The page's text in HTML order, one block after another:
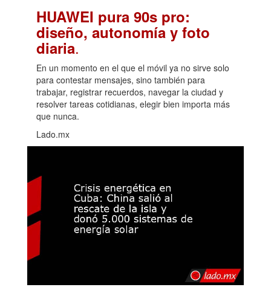
HUAWEI pura 90s pro:
diseño, autonomía y foto
diaria.
En un momento en el que el móvil ya no sirve solo
para contestar mensajes, sino también para
trabajar, registrar recuerdos, navegar la ciudad y
resolver tareas cotidianas, elegir bien importa más
que nunca.
Lado.mx